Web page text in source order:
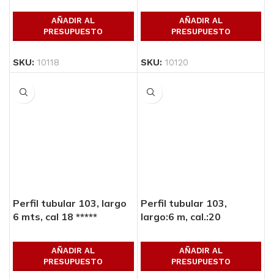
AÑADIR AL
PRESUPUESTO
SKU: 10118
AÑADIR AL
PRESUPUESTO
SKU: 10120
Perfil tubular 103, largo
6 mts, cal 18 *****
AÑADIR AL
PRESUPUESTO
Perfil tubular 103,
largo:6 m, cal.:20
AÑADIR AL
PRESUPUESTO